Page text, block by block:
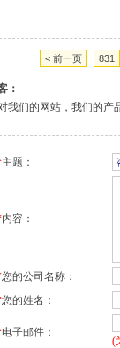
< 前一页 831
：
我们的网站，我们的产
主题：
内容：
您的公司名称：
您的姓名：
电子邮件：
(